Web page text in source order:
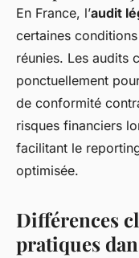
En France, l’audit
certaines
réunies. Les audits
ponctuellement
de conformité
risques financiers
facilitant le
optimisée.
Différences
pratiques